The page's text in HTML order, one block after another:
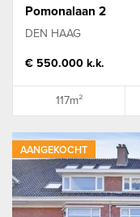
Pomonalaan 2
DEN HAAG
€ 550.000 k.k.
117m²
AANGEKOCHT